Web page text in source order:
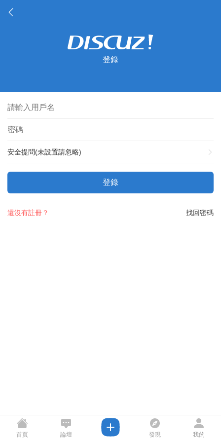
登錄
安全提問(未設置請忽略)
登錄
找回密碼
還沒有註冊？
首頁 論壇 發現 我的